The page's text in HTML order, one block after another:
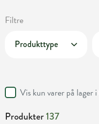
Filtre
Produkttype
Vis kun varer på lager i
Produkter137